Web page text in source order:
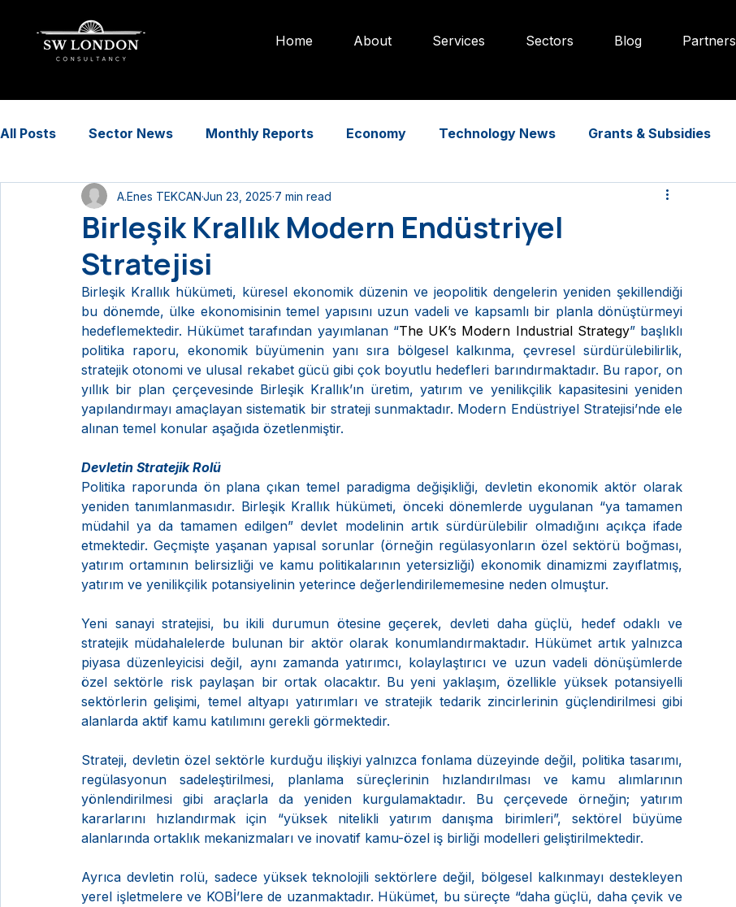
Home About Services Sectors Blog Partners
All Posts Sector News Monthly Reports Economy Technology News Grants & Subsidies
Insights
Birleşik Krallık Modern Endüstriyel
Stratejisi
A.Enes TEKCANJun 23, 2025 7 min read
Birleşik Krallık hükümeti, küresel ekonomik düzenin ve jeopolitik dengelerin yeniden şekillendiği
bu dönemde, ülke ekonomisinin temel yapısını uzun vadeli ve kapsamlı bir planla dönüştürmeyi
hedeflemektedir. Hükümet tarafından yayımlanan “The UK’s Modern Industrial Strategy” başlıklı
politika raporu, ekonomik büyümenin yanı sıra bölgesel kalkınma, çevresel sürdürülebilirlik,
stratejik otonomi ve ulusal rekabet gücü gibi çok boyutlu hedefleri barındırmaktadır. Bu rapor, on
yıllık bir plan çerçevesinde Birleşik Krallık’ın üretim, yatırım ve yenilikçilik kapasitesini yeniden
yapılandırmayı amaçlayan sistematik bir strateji sunmaktadır. Modern Endüstriyel Stratejisi’nde ele
alınan temel konular aşağıda özetlenmiştir.
Devletin Stratejik Rolü
Politika raporunda ön plana çıkan temel paradigma değişikliği, devletin ekonomik aktör olarak
yeniden tanımlanmasıdır. Birleşik Krallık hükümeti, önceki dönemlerde uygulanan “ya tamamen
müdahil ya da tamamen edilgen” devlet modelinin artık sürdürülebilir olmadığını açıkça ifade
etmektedir. Geçmişte yaşanan yapısal sorunlar (örneğin regülasyonların özel sektörü boğması,
yatırım ortamının belirsizliği ve kamu politikalarının yetersizliği) ekonomik dinamizmi zayıflatmış,
yatırım ve yenilikçilik potansiyelinin yeterince değerlendirilememesine neden olmuştur.
Yeni sanayi stratejisi, bu ikili durumun ötesine geçerek, devleti daha güçlü, hedef odaklı ve
stratejik müdahalelerde bulunan bir aktör olarak konumlandırmaktadır. Hükümet artık yalnızca
piyasa düzenleyicisi değil, aynı zamanda yatırımcı, kolaylaştırıcı ve uzun vadeli dönüşümlerde
özel sektörle risk paylaşan bir ortak olacaktır. Bu yeni yaklaşım, özellikle yüksek potansiyelli
sektörlerin gelişimi, temel altyapı yatırımları ve stratejik tedarik zincirlerinin güçlendirilmesi gibi
alanlarda aktif kamu katılımını gerekli görmektedir.
Strateji, devletin özel sektörle kurduğu ilişkiyi yalnızca fonlama düzeyinde değil, politika tasarımı,
regülasyonun sadeleştirilmesi, planlama süreçlerinin hızlandırılması ve kamu alımlarının
yönlendirilmesi gibi araçlarla da yeniden kurgulamaktadır. Bu çerçevede örneğin; yatırım
kararlarını hızlandırmak için “yüksek nitelikli yatırım danışma birimleri”, sektörel büyüme
alanlarında ortaklık mekanizmaları ve inovatif kamu-özel iş birliği modelleri geliştirilmektedir.
Ayrıca devletin rolü, sadece yüksek teknolojili sektörlere değil, bölgesel kalkınmayı destekleyen
yerel işletmelere ve KOBİ’lere de uzanmaktadır. Hükümet, bu süreçte “daha güçlü, daha çevik ve